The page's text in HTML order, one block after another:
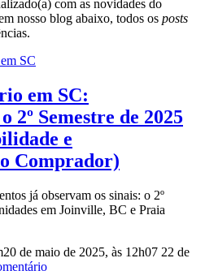
com as novidades do
nosso blog abaixo, todos os posts
em SC:
2º Semestre de 2025
e
Comprador)
já observam os sinais: o 2º
em Joinville, BC e Praia
20 de maio de 2025, às 12h07 22 de